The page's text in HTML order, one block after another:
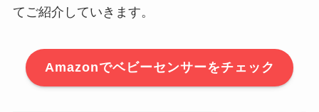
てご紹介していきます。
Amazonでベビーセンサーをチェック